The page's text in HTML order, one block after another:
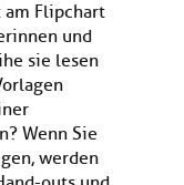
Flipchart
und
sie lesen
Wenn Sie
werden